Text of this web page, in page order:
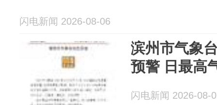
闪电新闻 2026-08-06
滨州市气象
预警 日最高
闪电新闻 2026-08-